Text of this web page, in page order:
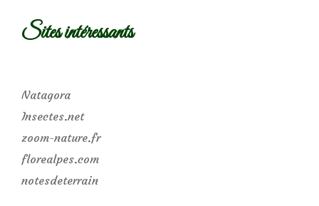
Sites intéressants
Natagora
Insectes.net
zoom-nature.fr
florealpes.com
notesdeterrain